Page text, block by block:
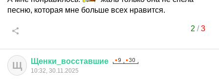
песню, которая мне больше всех нравится.
2 /3
Щ Щенки восставшие
10:32, 30.11.2025